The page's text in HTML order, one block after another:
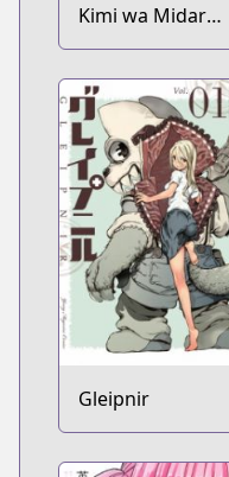
Kimi wa Midara
na Boku no Joou
Gleipnir